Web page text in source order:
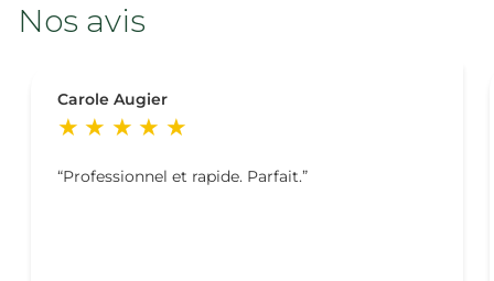
Nos avis
Carole Augier
Professionnel et rapide. Parfait.